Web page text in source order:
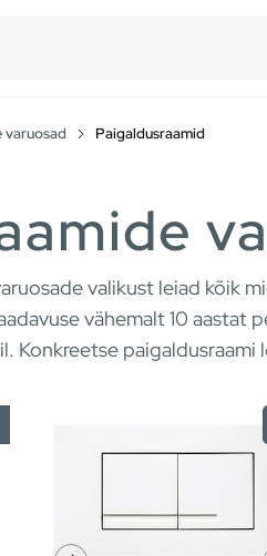
Paigaldusraamid
valikust leiad kõik
vähemalt 10
Konkreetse paigaldusraami